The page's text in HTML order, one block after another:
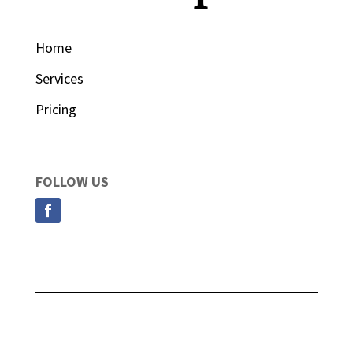
Home
Services
Pricing
FOLLOW US